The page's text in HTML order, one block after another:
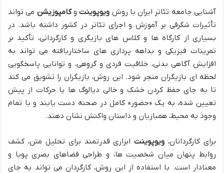
آشنایی جامعه تئاتر ایران با روش ویوپوینتوکامپوزیشن می تواند
تأثیرات شگرفی بر آموزش و اجرای تئاتر در کشور داشته باشد. در
بسیاری از کارگاه ها و کلاس های بازیگری و کارگردانی، تأکید بر
تمرینات فیزیکی و بداهه پردازی های ساختاریافته می تواند به
افزایش آگاهی بدنی، خلاقیت فردی و گروهی، و توانایی پاسخگویی
لحظه ای بازیگران منجر شود. این روش، بازیگران را تشویق می کند
تا به جای حفظ کردن خشک و خالی دیالوگ ها یا حرکات از پیش
تعیین شده، به یک «حضور» کامل در صحنه دست یابند و با تمام
وجود به محیط، همبازیان و داستان واکنش نشان دهند.
برای کارگردانان، ویوپوینتابزاری قدرتمند برای تحلیل متن، کشف
روابط پنهان میان شخصیت ها، و طراحی فضاهای بصری پویا و
معنادار است. با استفاده از این روش، کارگردان می تواند به جای